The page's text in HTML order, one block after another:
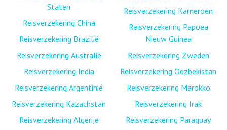
Staten
Reisverzekering China
Reisverzekering Brazilië
Reisverzekering Australië
Reisverzekering India
Reisverzekering Argentinië
Reisverzekering Kazachstan
Reisverzekering Algerije
Reisverzekering Kameroen
Reisverzekering Papoea
Nieuw Guinea
Reisverzekering Zweden
Reisverzekering Oezbekistan
Reisverzekering Marokko
Reisverzekering Irak
Reisverzekering Paraguay